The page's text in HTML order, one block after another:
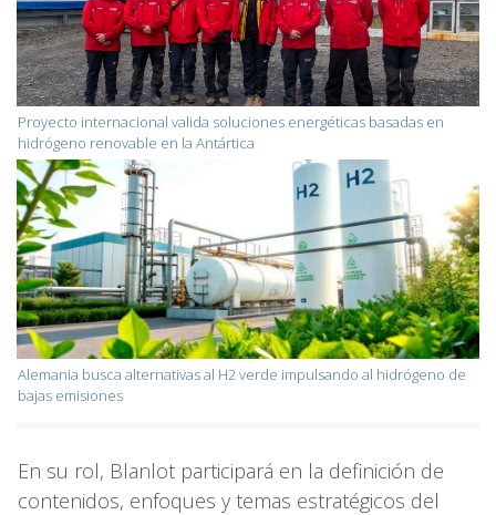
Proyecto internacional valida soluciones energéticas basadas en
hidrógeno renovable en la Antártica
Alemania busca alternativas al H2 verde impulsando al hidrógeno de
bajas emisiones
En su rol, Blanlot participará en la definición de
contenidos, enfoques y temas estratégicos del